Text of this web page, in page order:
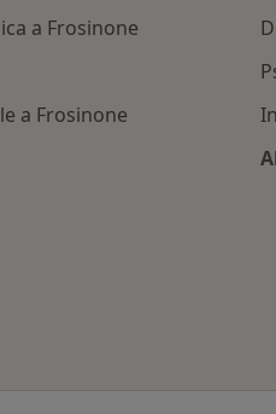
a Frosinone
a Frosinone